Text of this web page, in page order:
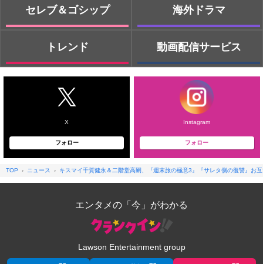
セレブ＆ゴシップ
トレンド
海外ドラマ
動画配信サービス
X
フォロー
Instagram
フォロー
TOP ニュース キスマイ千賀健永＆二階堂高嗣、『週末旅の極意3』『サレタ側の復讐』お
エンタメの「今」がわかる
Lawson Entertainment group